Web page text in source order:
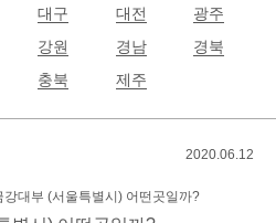
대구 대전
광주
강원 경남
경북
충북 제주
2020.06.12
강대부 (서울특별시) 어떤곳일까?